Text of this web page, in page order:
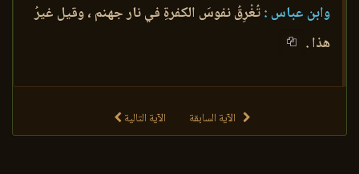
وابن عباس :تُغْرِقُ نفوسَ الكفرةِ في نار جهنم ، وقيل غيرُ
هذا .
الآية السابقة الآية التالية